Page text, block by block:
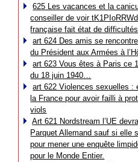
625 Les vacances et la
conseiller de voir
française fait état de
art 624 Des amis se
du Président aux Armées à
art 623 Vous êtes à Paris ce
du 18 juin 1940…
art 622 Violences sexuelles :
la France pour avoir failli à
viols
Art 621 Nordstream l’UE
Parquet Allemand sauf si elle
pour mener une enquête
pour le Monde Entier.